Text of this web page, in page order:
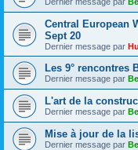
Central European
Sept 20
Dernier message par
Les 9° rencontres
Dernier message par
L'art de la
Dernier message par
Mise à jour de la
Dernier message par